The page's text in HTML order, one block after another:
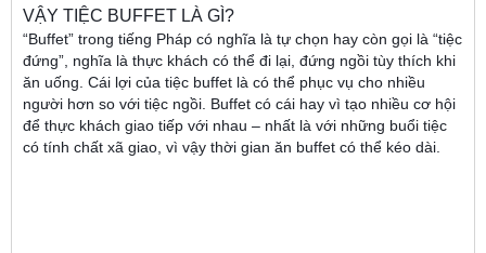
VẬY TIỆC BUFFET LÀ GÌ?
“Buffet” trong tiếng Pháp có nghĩa là tự chọn hay còn gọi là “tiệc
đứng”, nghĩa là thực khách có thể đi lại, đứng ngồi tùy thích khi
ăn uống. Cái lợi của tiệc buffet là có thể phục vụ cho nhiều
người hơn so với tiệc ngồi. Buffet có cái hay vì tạo nhiều cơ hội
để thực khách giao tiếp với nhau – nhất là với những buổi tiệc
có tính chất xã giao, vì vậy thời gian ăn buffet có thể kéo dài.